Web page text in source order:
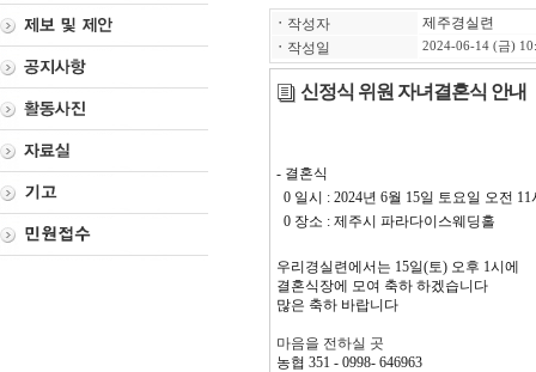
ㆍ 작성자
제주경실련
ㆍ 작성일 2024-06-14 (금)
신정식 위원 자녀결혼식 안내
- 결혼식
0 일시 : 2024년 6월 15일 토요일 오전 11
0 장소 : 제주시 파라다이스웨딩홀
우리경실련에서는 15일(토) 오후 1시에
결혼식장에 모여 축하 하겠습니다
많은 축하 바랍니다
마음을 전하실 곳
농협 351 - 0998- 646963